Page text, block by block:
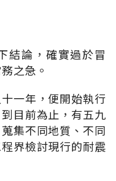
結論，確實過於冒
之急。
一年，便開始執行
目前為止，有五九
集不同地質、不同
界檢討現行的耐震